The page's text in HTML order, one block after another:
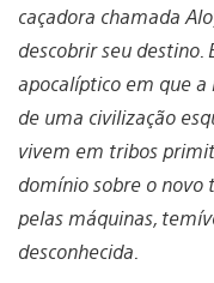
caçadora chamada
descobrir seu
apocalíptico em que a
de uma civilização
vivem em tribos
domínio sobre o
pelas máquinas,
desconhecida.